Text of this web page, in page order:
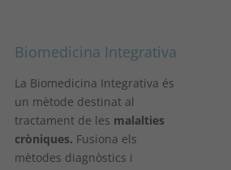
Biomedicina Integrativa
La Biomedicina Integrativa és
un mètode destinat al
tractament de les malalties
cròniques. Fusiona els
mètodes diagnòstics i